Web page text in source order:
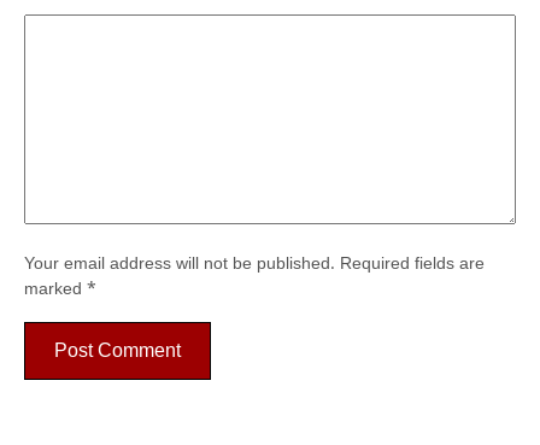
Your email address will not be published. Required fields are
marked *